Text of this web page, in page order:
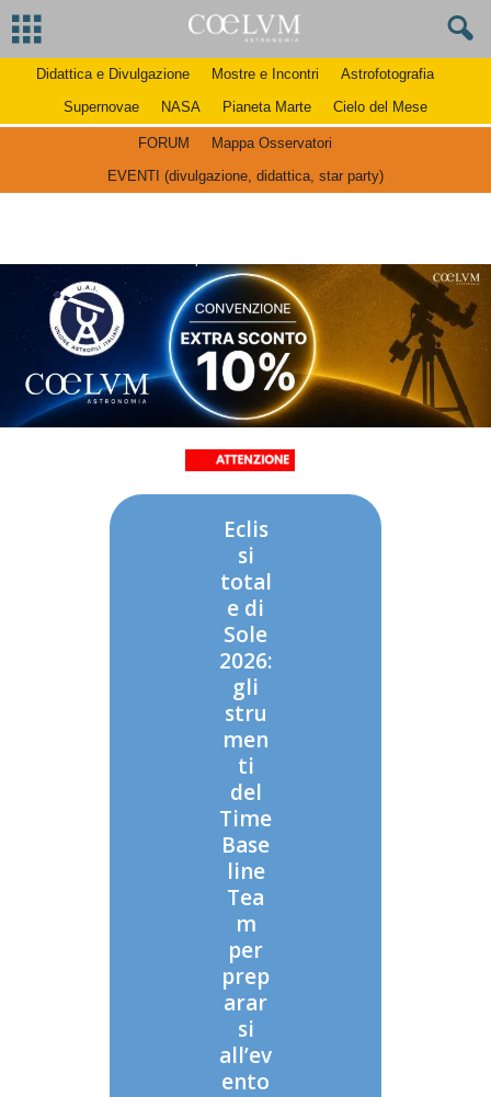
Didattica e Divulgazione Mostre e Incontri
Astrofotografia
Supernovae
NASA Pianeta Marte Cielo del Mese
FORUM
Mappa Osservatori
EVENTI (divulgazione, didattica, star party)
Eclis
si
total
e di
Sole
2026:
gli
stru
men
ti
del
Time
Base
line
Tea
m
per
prep
arar
si
all’ev
ento